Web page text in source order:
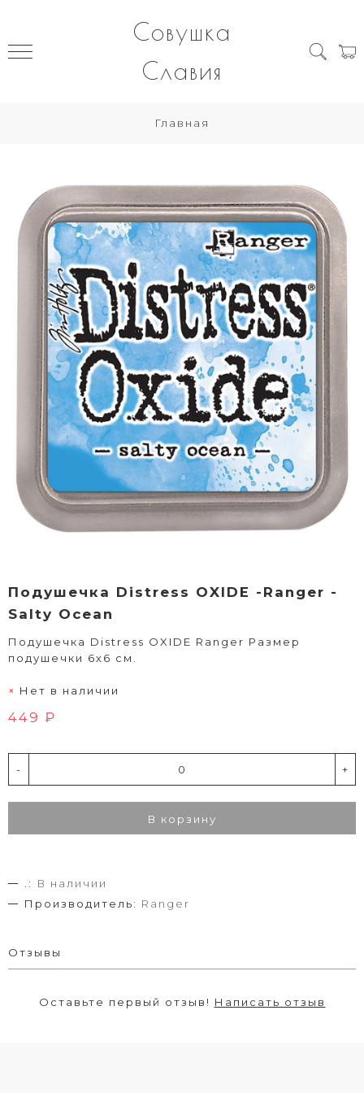
Совушка
Славия
Главная
Подушечка Distress OXIDE -Ranger -
Salty Ocean
Подушечка Distress OXIDE Ranger Размер
подушечки 6х6 см.
Нет в наличии
449 ₽
- +
В корзину
.:
В наличии
Производитель: Ranger
Отзывы
Оставьте первый отзыв! Написать отзыв